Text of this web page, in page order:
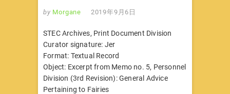
by Morgane 2019年9月6日
STEC Archives, Print Document Division
Curator signature: Jer
Format: Textual Record
Object: Excerpt from Memo no. 5, Personnel
Division (3rd Revision): General Advice
Pertaining to Fairies